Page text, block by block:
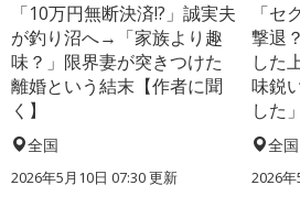
「10万円無断決済!?」誠実夫
が釣り沼へ→「家族より趣
味？」限界妻が突きつけた
離婚という結末【作者に聞
く】
全国
2026年5月10日 07:30 更新
「セ
撃退
した
味鋭
した
全国
2026